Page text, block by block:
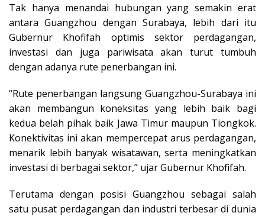
Tak hanya menandai hubungan yang semakin erat
antara Guangzhou dengan Surabaya, lebih dari itu
Gubernur Khofifah optimis sektor perdagangan,
investasi dan juga pariwisata akan turut tumbuh
dengan adanya rute penerbangan ini.
“Rute penerbangan langsung Guangzhou-Surabaya ini
akan membangun koneksitas yang lebih baik bagi
kedua belah pihak baik Jawa Timur maupun Tiongkok.
Konektivitas ini akan mempercepat arus perdagangan,
menarik lebih banyak wisatawan, serta meningkatkan
investasi di berbagai sektor,” ujar Gubernur Khofifah.
Terutama dengan posisi Guangzhou sebagai salah
satu pusat perdagangan dan industri terbesar di dunia